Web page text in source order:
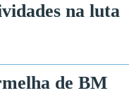
na luta
de BM